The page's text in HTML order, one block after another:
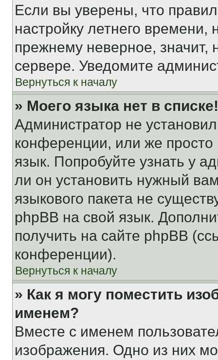
Если вы уверены, что
настройку летнего
прежнему неверное, значит,
сервере. Уведомите
Вернуться к началу
» Моего языка нет в списке!
Администратор не
конференции, или же
язык. Попробуйте узнать у
ли он установить нужный
языкового пакета не
phpBB на свой язык.
получить на сайте phpBB
конференции).
Вернуться к началу
» Как я могу поместить
именем?
Вместе с именем
изображения. Одно из них